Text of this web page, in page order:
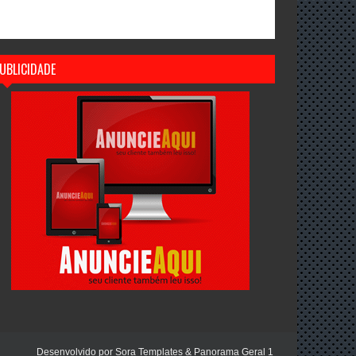
Desenvolvido por Sora Templates & Panorama Geral 1